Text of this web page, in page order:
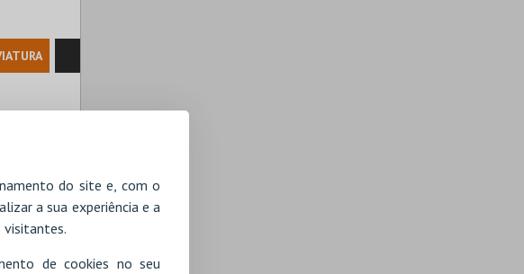
do site e, com o
a sua experiência e a
visitantes.
de cookies no seu